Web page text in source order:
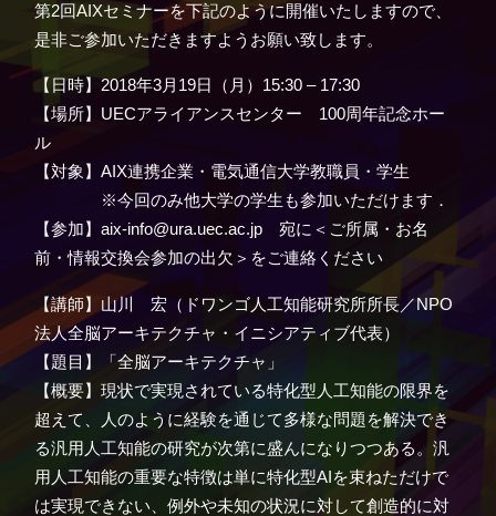
第2回AIXセミナーを下記のように開催いたしますので、
是非ご参加いただきますようお願い致します。
【日時】2018年3月19日（月）15:30 – 17:30
【場所】UECアライアンスセンター 100周年記念ホー
ル
【対象】AIX連携企業・電気通信大学教職員・学生
※今回のみ他大学の学生も参加いただけます．
【参加】aix-info@ura.uec.ac.jp 宛に＜ご所属・お名
前・情報交換会参加の出欠＞をご連絡ください
【講師】山川 宏（ドワンゴ人工知能研究所所長／NPO
法人全脳アーキテクチャ・イニシアティブ代表）
【題目】「全脳アーキテクチャ」
【概要】現状で実現されている特化型人工知能の限界を
超えて、人のように経験を通じて多様な問題を解決でき
る汎用人工知能の研究が次第に盛んになりつつある。汎
用人工知能の重要な特徴は単に特化型AIを束ねただけで
は実現できない、例外や未知の状況に対して創造的に対